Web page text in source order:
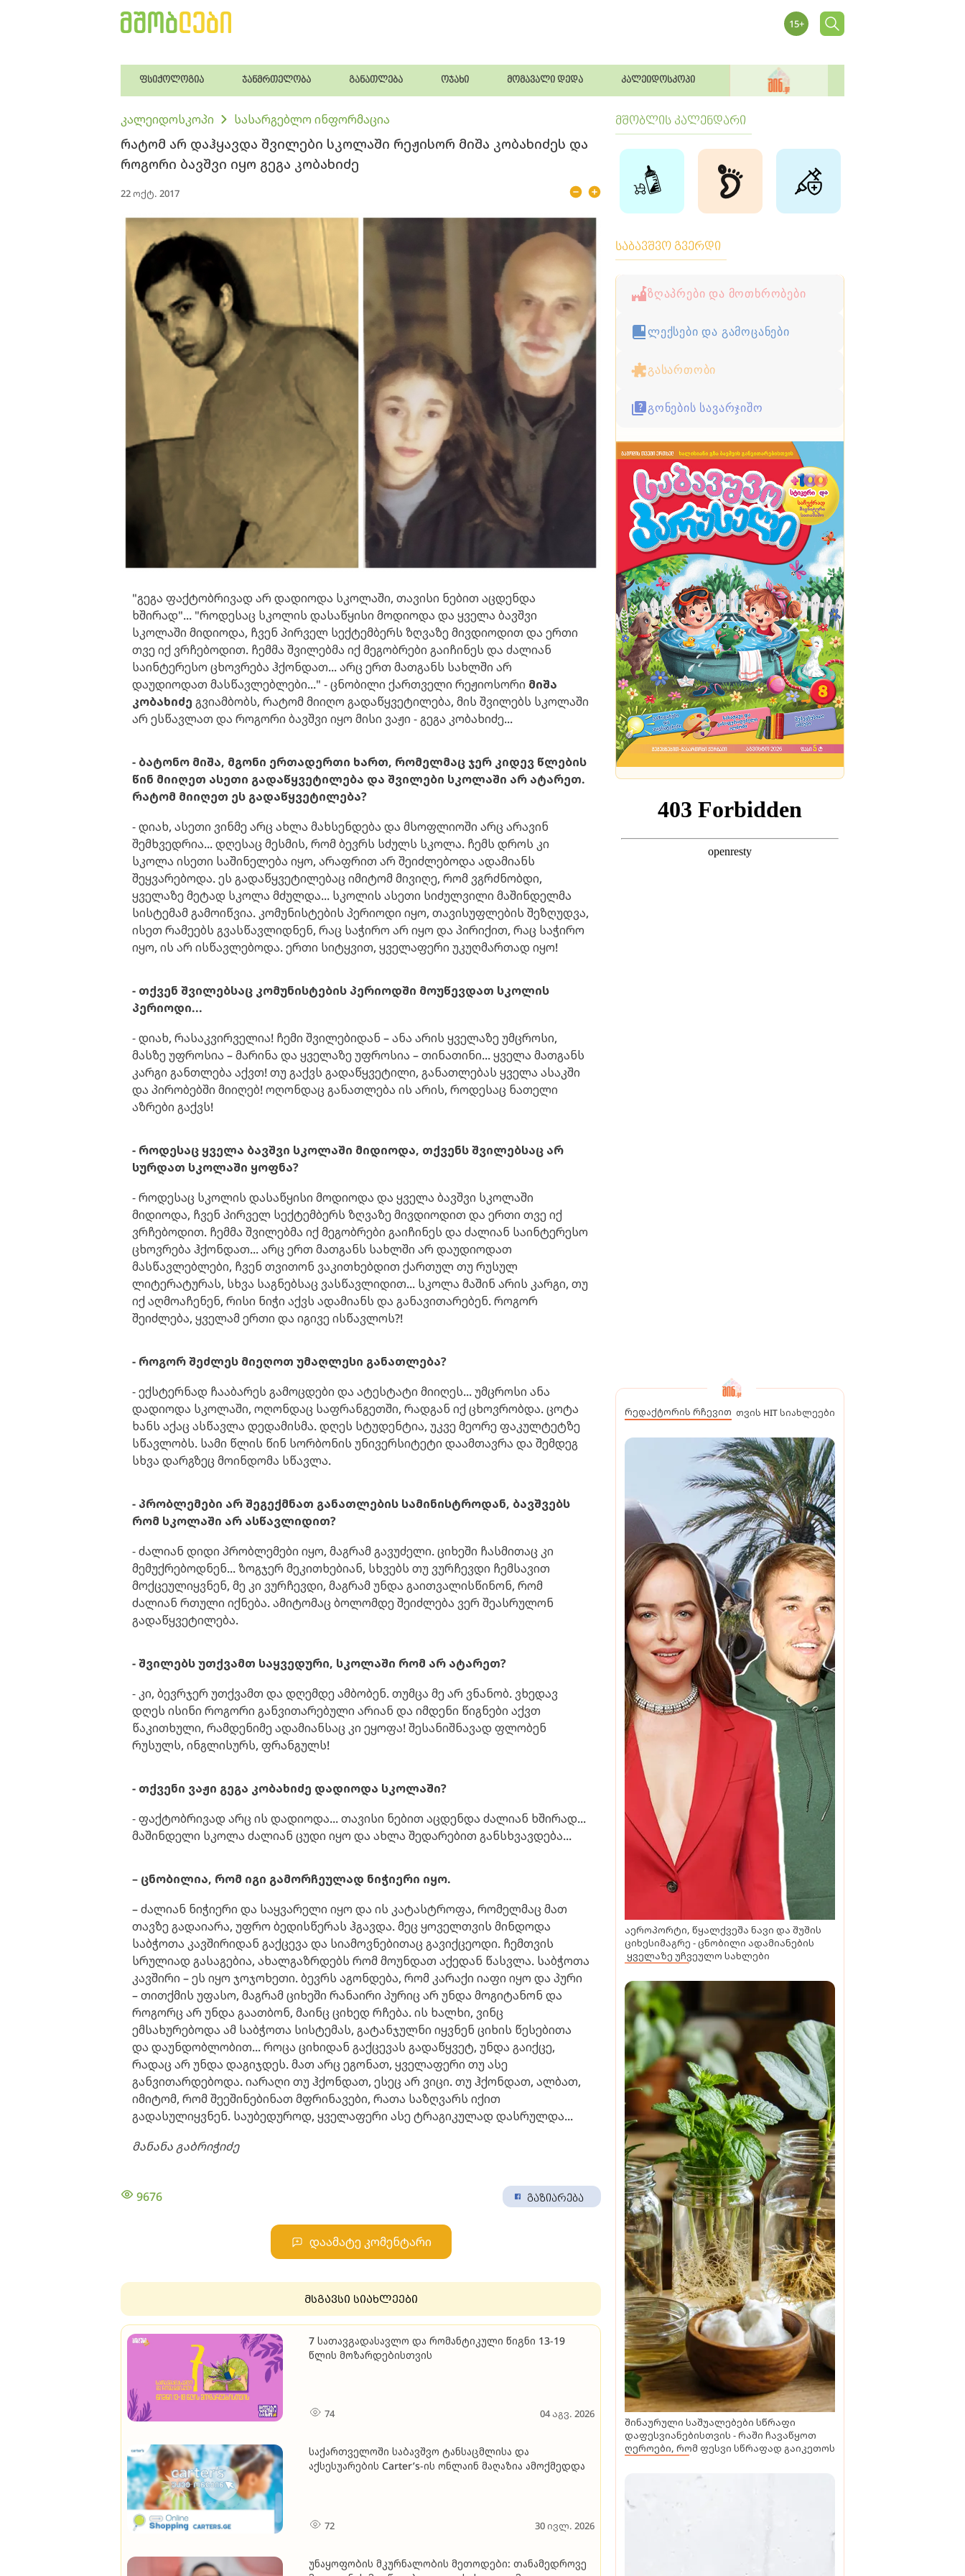
ფსიქოლოგია ჯანმრთელობა განათლება ოჯახი მომავალი დედა კალეიდოსკოპი
კალეიდოსკოპი სასარგებლო ინფორმაცია
რატომ არ დაჰყავდა შვილები სკოლაში რეჟისორ მიშა კობახიძეს და
როგორი ბავშვი იყო გეგა კობახიძე
22 ოქტ. 2017
"გეგა ფაქტობრივად არ დადიოდა სკოლაში, თავისი ნებით აცდენდა
ხშირად"... "როდესაც სკოლის დასაწყისი მოდიოდა და ყველა ბავშვი
სკოლაში მიდიოდა, ჩვენ პირველ სექტემბერს ზღვაზე მივდიოდით და ერთი
თვე იქ ვრჩებოდით. ჩემმა შვილებმა იქ მეგობრები გაიჩინეს და ძალიან
საინტერესო ცხოვრება ჰქონდათ... არც ერთ მათგანს სახლში არ
დაუდიოდათ მასწავლებლები..." - ცნობილი ქართველი რეჟიოსორი მიშა
კობახიძე გვიამბობს, რატომ მიიღო გადაწყვეტილება, მის შვილებს სკოლაში
არ ესწავლათ და როგორი ბავშვი იყო მისი ვაჟი - გეგა კობახიძე...
- ბატონო მიშა, მგონი ერთადერთი ხართ, რომელმაც ჯერ კიდევ წლების
წინ მიიღეთ ასეთი გადაწყვეტილება და შვილები სკოლაში არ ატარეთ.
რატომ მიიღეთ ეს გადაწყვეტილება?
- დიახ, ასეთი ვინმე არც ახლა მახსენდება და მსოფლიოში არც არავინ
შემხვედრია... დღესაც მესმის, რომ ბევრს სძულს სკოლა. ჩემს დროს კი
სკოლა ისეთი საშინელება იყო, არაფრით არ შეიძლებოდა ადამიანს
შეყვარებოდა. ეს გადაწყვეტილებაც იმიტომ მივიღე, რომ ვგრძნობდი,
ყველაზე მეტად სკოლა მძულდა... სკოლის ასეთი სიძულვილი მაშინდელმა
სისტემამ გამოიწვია. კომუნისტების პერიოდი იყო, თავისუფლების შეზღუდვა,
ისეთ რამეებს გვასწავლიდნენ, რაც საჭირო არ იყო და პირიქით, რაც საჭირო
იყო, ის არ ისწავლებოდა. ერთი სიტყვით, ყველაფერი უკუღმართად იყო!
- თქვენ შვილებსაც კომუნისტების პერიოდში მოუწევდათ სკოლის
პერიოდი...
- დიახ, რასაკვირველია! ჩემი შვილებიდან – ანა არის ყველაზე უმცროსი,
მასზე უფროსია – მარინა და ყველაზე უფროსია – თინათინი... ყველა მათგანს
კარგი განთლება აქვთ! თუ გაქვს გადაწყვეტილი, განათლებას ყველა ასაკში
და პირობებში მიიღებ! ოღონდაც განათლება ის არის, როდესაც ნათელი
აზრები გაქვს!
- როდესაც ყველა ბავშვი სკოლაში მიდიოდა, თქვენს შვილებსაც არ
სურდათ სკოლაში ყოფნა?
- როდესაც სკოლის დასაწყისი მოდიოდა და ყველა ბავშვი სკოლაში
მიდიოდა, ჩვენ პირველ სექტემბერს ზღვაზე მივდიოდით და ერთი თვე იქ
ვრჩებოდით. ჩემმა შვილებმა იქ მეგობრები გაიჩინეს და ძალიან საინტერესო
ცხოვრება ჰქონდათ... არც ერთ მათგანს სახლში არ დაუდიოდათ
მასწავლებლები, ჩვენ თვითონ ვაკითხებდით ქართულ თუ რუსულ
ლიტერატურას, სხვა საგნებსაც ვასწავლიდით... სკოლა მაშინ არის კარგი, თუ
იქ აღმოაჩენენ, რისი ნიჭი აქვს ადამიანს და განავითარებენ. როგორ
შეიძლება, ყველამ ერთი და იგივე ისწავლოს?!
- როგორ შეძლეს მიეღოთ უმაღლესი განათლება?
- ექსტერნად ჩააბარეს გამოცდები და ატესტატი მიიღეს... უმცროსი ანა
დადიოდა სკოლაში, ოღონდაც საფრანგეთში, რადგან იქ ცხოვრობდა. ცოტა
ხანს აქაც ასწავლა დედამისმა. დღეს სტუდენტია, უკვე მეორე ფაკულტეტზე
სწავლობს. სამი წლის წინ სორბონის უნივერსიტეტი დაამთავრა და შემდეგ
სხვა დარგზეც მოინდომა სწავლა.
- პრობლემები არ შეგექმნათ განათლების სამინისტროდან, ბავშვებს
რომ სკოლაში არ ასწავლიდით?
- ძალიან დიდი პრობლემები იყო, მაგრამ გავუძელი. ციხეში ჩასმითაც კი
მემუქრებოდნენ... ზოგჯერ მეკითხებიან, სხვებს თუ ვურჩევდი ჩემსავით
მოქცეულიყვნენ, მე კი ვურჩევდი, მაგრამ უნდა გაითვალისწინონ, რომ
ძალიან რთული იქნება. ამიტომაც ბოლომდე შეიძლება ვერ შეასრულონ
გადაწყვეტილება.
- შვილებს უთქვამთ საყვედური, სკოლაში რომ არ ატარეთ?
- კი, ბევრჯერ უთქვამთ და დღემდე ამბობენ. თუმცა მე არ ვნანობ. ვხედავ
დღეს ისინი როგორი განვითარებული არიან და იმდენი წიგნები აქვთ
წაკითხული, რამდენიმე ადამიანსაც კი ეყოფა! შესანიშნავად ფლობენ
რუსულს, ინგლისურს, ფრანგულს!
- თქვენი ვაჟი გეგა კობახიძე დადიოდა სკოლაში?
- ფაქტობრივად არც ის დადიოდა... თავისი ნებით აცდენდა ძალიან ხშირად...
მაშინდელი სკოლა ძალიან ცუდი იყო და ახლა შედარებით განსხვავდება...
– ცნობილია, რომ იგი გამორჩეულად ნიჭიერი იყო.
– ძალიან ნიჭიერი და საყვარელი იყო და ის კატასტროფა, რომელმაც მათ
თავზე გადაიარა, უფრო ბედისწერას ჰგავდა. მეც ყოველთვის მინდოდა
საბჭოთა კავშირიდან გაქცევა და სიამოვნებითაც გავიქცეოდი. ჩემთვის
სრულიად გასაგებია, ახალგაზრდებს რომ მოუნდათ აქედან წასვლა. საბჭოთა
კავშირი – ეს იყო ჯოჯოხეთი. ბევრს აგონდება, რომ კარაქი იაფი იყო და პური
– თითქმის უფასო, მაგრამ ციხეში რანაირი პურიც არ უნდა მოგიტანონ და
როგორც არ უნდა გაათბონ, მაინც ციხედ რჩება. ის ხალხი, ვინც
ემსახურებოდა ამ საბჭოთა სისტემას, გატანჯულნი იყვნენ ციხის წესებითა
და დაუნდობლობით... როცა ციხიდან გაქცევას გადაწყვეტ, უნდა გაიქცე,
რადაც არ უნდა დაგიჯდეს. მათ არც ეგონათ, ყველაფერი თუ ასე
განვითარდებოდა. იარაღი თუ ჰქონდათ, ესეც არ ვიცი. თუ ჰქონდათ, ალბათ,
იმიტომ, რომ შეეშინებინათ მფრინავები, რათა საზღვარს იქით
გადასულიყვნენ. საუბედუროდ, ყველაფერი ასე ტრაგიკულად დასრულდა...
მანანა გაბრიჭიძე
9676 გაზიარება
დაამატე კომენტარი
მსგავსი სიახლეები
7 სათავგადასავლო და რომანტიკული წიგნი 13-19
წლის მოზარდებისთვის
74 04 აგვ. 2026
საქართველოში საბავშვო ტანსაცმლისა და
აქსესუარების Carter’s-ის ონლაინ მაღაზია ამოქმედდა
72 30 ივლ. 2026
უნაყოფობის მკურნალობის მეთოდები: თანამედროვე
მშობლის კალენდარი
საბავშვო გვერდი
ზღაპრები და მოთხრობები
ლექსები და გამოცანები
გასართობი
გონების სავარჯიშო
რედაქტორის რჩევით თვის HIT სიახლეები
აეროპორტი, წყალქვეშა ნავი და შუშის
ციხესიმაგრე - ცნობილი ადამიანების
ყველაზე უჩვეულო სახლები
შინაურული საშუალებები სწრაფი
დაფესვიანებისთვის - რაში ჩავაწყოთ
ღეროები, რომ ფესვი სწრაფად გაიკეთოს